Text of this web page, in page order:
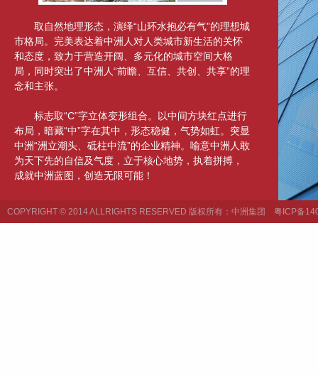
取自然地理形态，演绎“山环水抱必有气”的理想城
市格局。完美表达着中洲人对人类城市新生活的关怀
和态度，致力于营造开阔、多元化的城市空间大格
局，同时突出了中洲人“前瞻、互信、共创、共享”的理
念和主张。
标志取“C”字立体变形组合。以中间方块红点进行
布局，暗藏“中”字在其中，形态稳健，气势如虹。突显
中洲“洲立潮头、砥柱中流”的企业精神。喻意中洲人敢
为天下先的自信及气度，立于核心地势，执着拼搏，
成就中洲蓝图，创造无限可能！
COPYRIGHT © 2014 ALLRIGHTS RESERVED 版权所有：中洲集团 粤ICP备